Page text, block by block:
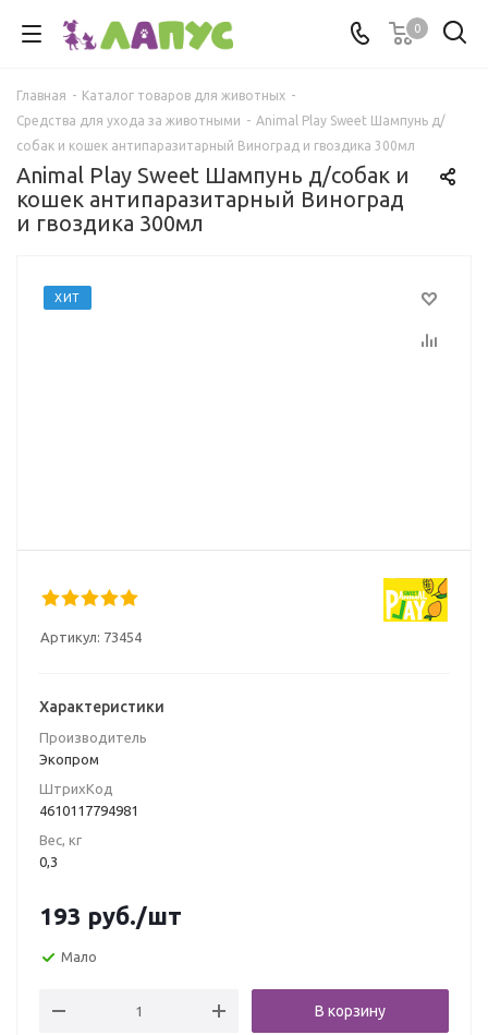
0
Главная - Каталог товаров для животных -
Средства для ухода за животными - Animal Play Sweet Шампунь д/
собак и кошек антипаразитарный Виноград и гвоздика 300мл
Animal Play Sweet Шампунь д/собак и
кошек антипаразитарный Виноград
и гвоздика 300мл
ХИТ
Артикул: 73454
Характеристики
Производитель
Экопром
ШтрихКод
4610117794981
Вес, кг
0,3
193 руб./шт
Мало
В корзину